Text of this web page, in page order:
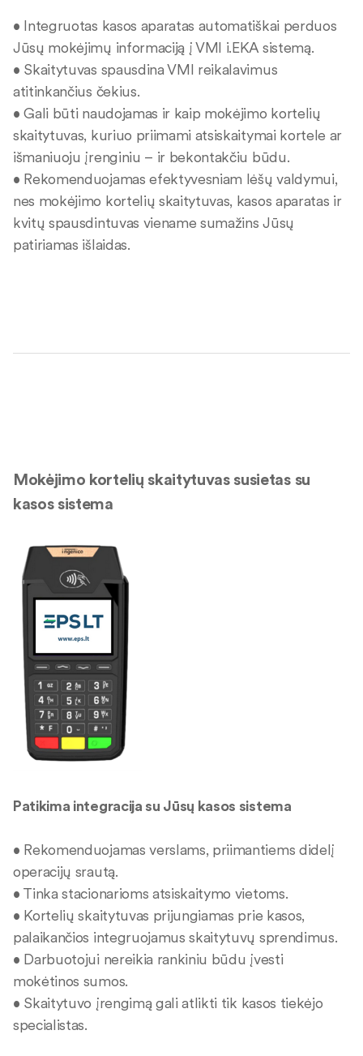
• Integruotas kasos aparatas automatiškai perduos
Jūsų mokėjimų informaciją į VMI i.EKA sistemą.
• Skaitytuvas spausdina VMI reikalavimus
atitinkančius čekius.
• Gali būti naudojamas ir kaip mokėjimo kortelių
skaitytuvas, kuriuo priimami atsiskaitymai kortele ar
išmaniuoju įrenginiu – ir bekontakčiu būdu.
• Rekomenduojamas efektyvesniam lėšų valdymui,
nes mokėjimo kortelių skaitytuvas, kasos aparatas ir
kvitų spausdintuvas viename sumažins Jūsų
patiriamas išlaidas.
Mokėjimo kortelių skaitytuvas susietas su
kasos sistema
Patikima integracija su Jūsų kasos sistema
• Rekomenduojamas verslams, priimantiems didelį
operacijų srautą.
• Tinka stacionarioms atsiskaitymo vietoms.
• Kortelių skaitytuvas prijungiamas prie kasos,
palaikančios integruojamus skaitytuvų sprendimus.
• Darbuotojui nereikia rankiniu būdu įvesti
mokėtinos sumos.
• Skaitytuvo įrengimą gali atlikti tik kasos tiekėjo
specialistas.